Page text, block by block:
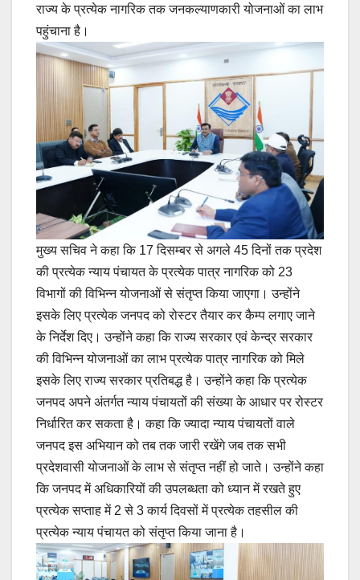
राज्य के प्रत्येक नागरिक तक जनकल्याणकारी योजनाओं का लाभ
पहुंचाना है।
मुख्य सचिव ने कहा कि 17 दिसम्बर से अगले 45 दिनों तक प्रदेश
की प्रत्येक न्याय पंचायत के प्रत्येक पात्र नागरिक को 23
विभागों की विभिन्न योजनाओं से संतृप्त किया जाएगा। उन्होंने
इसके लिए प्रत्येक जनपद को रोस्टर तैयार कर कैम्प लगाए जाने
के निर्देश दिए। उन्होंने कहा कि राज्य सरकार एवं केन्द्र सरकार
की विभिन्न योजनाओं का लाभ प्रत्येक पात्र नागरिक को मिले
इसके लिए राज्य सरकार प्रतिबद्ध है। उन्होंने कहा कि प्रत्येक
जनपद अपने अंतर्गत न्याय पंचायतों की संख्या के आधार पर रोस्टर
निर्धारित कर सकता है। कहा कि ज्यादा न्याय पंचायतों वाले
जनपद इस अभियान को तब तक जारी रखेंगे जब तक सभी
प्रदेशवासी योजनाओं के लाभ से संतृप्त नहीं हो जाते। उन्होंने कहा
कि जनपद में अधिकारियों की उपलब्धता को ध्यान में रखते हुए
प्रत्येक सप्ताह में 2 से 3 कार्य दिवसों में प्रत्येक तहसील की
प्रत्येक न्याय पंचायत को संतृप्त किया जाना है।